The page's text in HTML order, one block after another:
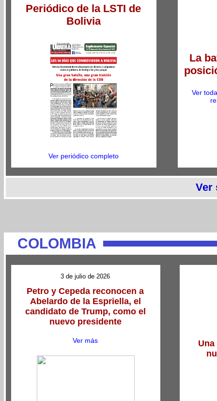
Periódico de la LSTI de
Bolivia
Ver periódico completo
La
Ver
Ver
COLOMBIA
3 de julio de 2026
Petro y Cepeda reconocen a
Abelardo de la Espriella, el
candidato de Trump, como el
nuevo presidente
Ver más